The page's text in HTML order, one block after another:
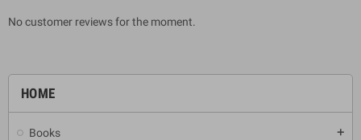
HOME
Books add
No customer reviews for the moment.